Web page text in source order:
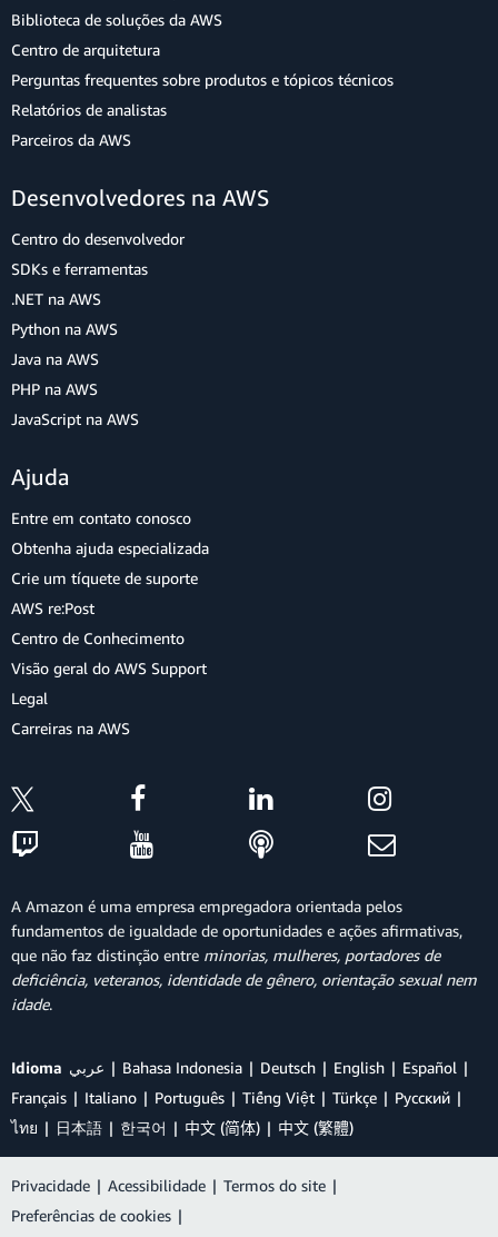
Biblioteca de soluções da AWS
Centro de arquitetura
Perguntas frequentes sobre produtos e tópicos técnicos
Relatórios de analistas
Parceiros da AWS
Desenvolvedores na AWS
Centro do desenvolvedor
SDKs e ferramentas
.NET na AWS
Python na AWS
Java na AWS
PHP na AWS
JavaScript na AWS
Ajuda
Entre em contato conosco
Obtenha ajuda especializada
Crie um tíquete de suporte
AWS re:Post
Centro de Conhecimento
Visão geral do AWS Support
Legal
Carreiras na AWS
A Amazon é uma empresa empregadora orientada pelos
fundamentos de igualdade de oportunidades e ações afirmativas,
que não faz distinção entre minorias, mulheres, portadores de
deficiência, veteranos, identidade de gênero, orientação sexual nem
idade.
Idioma عربي Bahasa Indonesia Deutsch English
Español
Français
Italiano Português Tiếng Việt Türkçe
Ρусский
ไทย
日本語 한국어 中文 (简体) 中文 (繁體)
Privacidade | Acessibilidade | Termos do site |
Preferências de cookies |